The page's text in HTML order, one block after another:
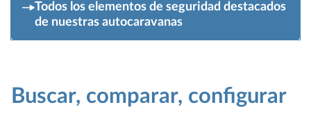
Todos los elementos de seguridad destacados
de nuestras autocaravanas
Buscar, comparar, configurar